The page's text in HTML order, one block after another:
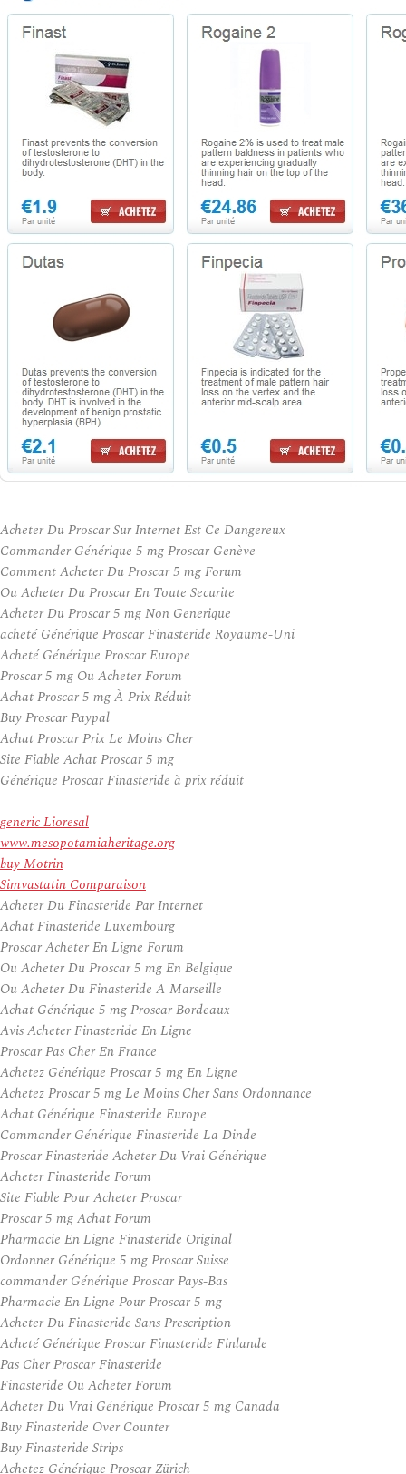
Acheter Du Proscar Sur Internet Est Ce Dangereux
Commander Générique 5 mg Proscar Genève
Comment Acheter Du Proscar 5 mg Forum
Ou Acheter Du Proscar En Toute Securite
Acheter Du Proscar 5 mg Non Generique
acheté Générique Proscar Finasteride Royaume-Uni
Acheté Générique Proscar Europe
Proscar 5 mg Ou Acheter Forum
Achat Proscar 5 mg À Prix Réduit
Buy Proscar Paypal
Achat Proscar Prix Le Moins Cher
Site Fiable Achat Proscar 5 mg
Générique Proscar Finasteride à prix réduit
generic Lioresal
www.mesopotamiaheritage.org
buy Motrin
Simvastatin Comparaison
Acheter Du Finasteride Par Internet
Achat Finasteride Luxembourg
Proscar Acheter En Ligne Forum
Ou Acheter Du Proscar 5 mg En Belgique
Ou Acheter Du Finasteride A Marseille
Achat Générique 5 mg Proscar Bordeaux
Avis Acheter Finasteride En Ligne
Proscar Pas Cher En France
Achetez Générique Proscar 5 mg En Ligne
Achetez Proscar 5 mg Le Moins Cher Sans Ordonnance
Achat Générique Finasteride Europe
Commander Générique Finasteride La Dinde
Proscar Finasteride Acheter Du Vrai Générique
Acheter Finasteride Forum
Site Fiable Pour Acheter Proscar
Proscar 5 mg Achat Forum
Pharmacie En Ligne Finasteride Original
Ordonner Générique 5 mg Proscar Suisse
commander Générique Proscar Pays-Bas
Pharmacie En Ligne Pour Proscar 5 mg
Acheter Du Finasteride Sans Prescription
Acheté Générique Proscar Finasteride Finlande
Pas Cher Proscar Finasteride
Finasteride Ou Acheter Forum
Acheter Du Vrai Générique Proscar 5 mg Canada
Buy Finasteride Over Counter
Buy Finasteride Strips
Achetez Générique Proscar Zürich